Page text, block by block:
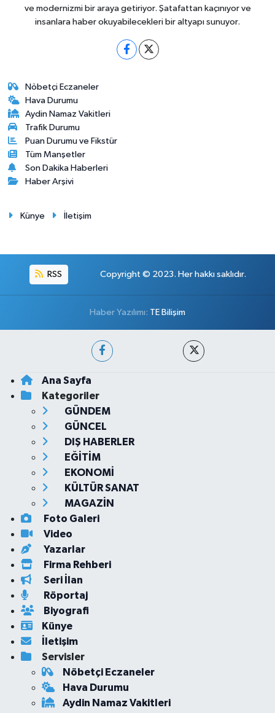
ve modernizmi bir araya getiriyor. Şatafattan kaçınıyor ve
insanlara haber okuyabilecekleri bir altyapı sunuyor.
Nöbetçi Eczaneler
Hava Durumu
Aydin Namaz Vakitleri
Trafik Durumu
Puan Durumu ve Fikstür
Tüm Manşetler
Son Dakika Haberleri
Haber Arşivi
Künye İletişim
RSS Copyright © 2023. Her hakkı saklıdır.
Haber Yazılımı: TE Bilişim
Ana Sayfa
Kategoriler
GÜNDEM
GÜNCEL
DIŞ HABERLER
EĞİTİM
EKONOMİ
KÜLTÜR SANAT
MAGAZİN
Foto Galeri
Video
Yazarlar
Firma Rehberi
Seri İlan
Röportaj
Biyografi
Künye
İletişim
Servisler
Nöbetçi Eczaneler
Hava Durumu
Aydin Namaz Vakitleri